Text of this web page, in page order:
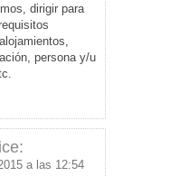
dirigir para
persona y/u
a las 12:54